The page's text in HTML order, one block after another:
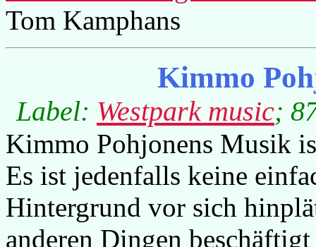
Tom Kamphans
Kimmo
Label: Westpark music;
Kimmo Pohjonens Musik
Es ist jedenfalls keine
Hintergrund vor sich
anderen Dingen